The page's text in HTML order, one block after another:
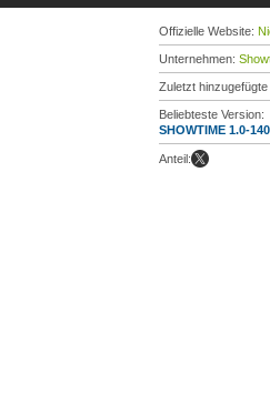
Offizielle Website:
Unternehmen:
Zuletzt hinzugefügte
Beliebteste Version:
SHOWTIME 1.0-
Anteil: